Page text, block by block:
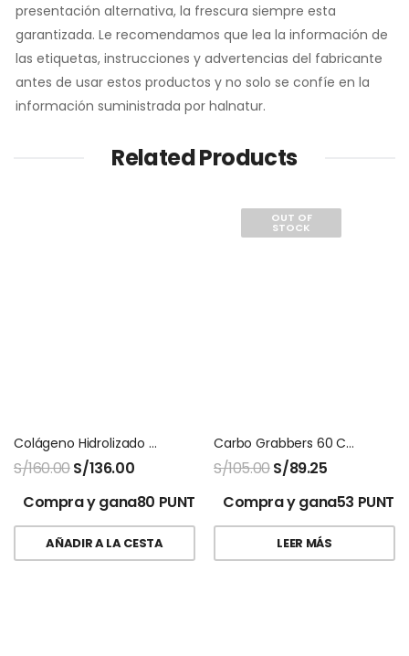
presentación alternativa, la frescura siempre esta
garantizada. Le recomendamos que lea la información de
las etiquetas, instrucciones y advertencias del fabricante
antes de usar estos productos y no solo se confíe en la
información suministrada por halnatur.
Related Products
Colágeno Hidrolizado Naara
S/160.00S/136.00
Compra y gana80 PUNTOS!
AÑADIR A LA CESTA
OUT OF
STOCK
Carbo Grabbers 60 Capsulas Natures Sunshine
S/105.00S/89.25
Compra y gana53
LEER MÁS